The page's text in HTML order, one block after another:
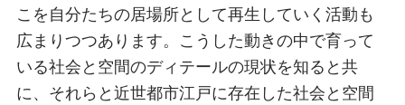
こを自分たちの居場所として再生していく活動も
広まりつつあります。こうした動きの中で育って
いる社会と空間のディテールの現状を知ると共
に、それらと近世都市江戸に存在した社会と空間